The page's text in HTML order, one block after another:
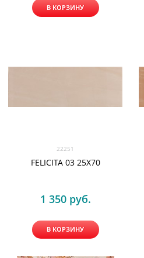
В КОРЗИНУ
22251
FELICITA 03 25X70
1 350 руб.
В КОРЗИНУ